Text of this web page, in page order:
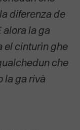
diferenza de
alora la ga
el cinturìn ghe
che
la ga rivà